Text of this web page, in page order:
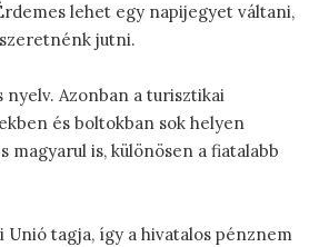
lehet egy napijegyet váltani,
jutni.
nyelv. Azonban a turisztikai
és boltokban sok helyen
magyarul is, különösen a fiatalabb
Unió tagja, így a hivatalos pénznem